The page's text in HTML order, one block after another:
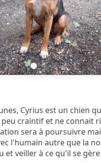
Cyrius est un chien
craintif et ne connait
sera à poursuivre
l'humain autre que la
et veiller à ce qu'il se